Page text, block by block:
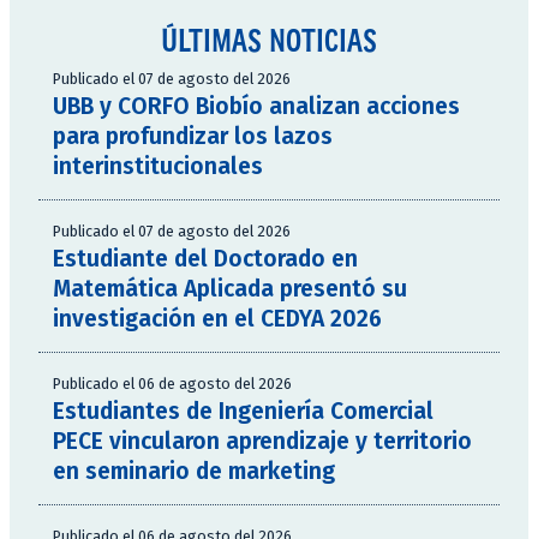
ÚLTIMAS NOTICIAS
Publicado el 07 de agosto del 2026
UBB y CORFO Biobío analizan acciones
para profundizar los lazos
interinstitucionales
Publicado el 07 de agosto del 2026
Estudiante del Doctorado en
Matemática Aplicada presentó su
investigación en el CEDYA 2026
Publicado el 06 de agosto del 2026
Estudiantes de Ingeniería Comercial
PECE vincularon aprendizaje y territorio
en seminario de marketing